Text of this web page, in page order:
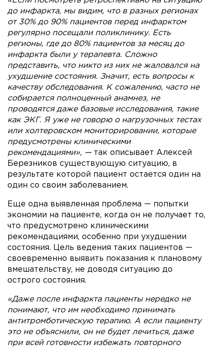
до инфаркта, мы видим, что в разных регионах
от 30% до 90% пациентов перед инфарктом
регулярно посещали поликлинику. Есть
регионы, где до 80% пациентов за месяц до
инфаркта были у терапевта. Сложно
представить, что никто из них не жаловался на
ухудшение состояния. Значит, есть вопросы к
качеству обследования. К сожалению, часто не
собирается полноценный анамнез, не
проводятся даже базовые исследования, такие
как ЭКГ. Я уже не говорю о нагрузочных тестах
или холтеровском мониторировании, которые
предусмотрены клиническими
рекомендациями», — так описывает Алексей
Березников существующую ситуацию, в
результате которой пациент остается один на
один со своим заболеванием.
Еще одна выявленная проблема — попытки
экономии на пациенте, когда он не получает то,
что предусмотрено клиническими
рекомендациями, особенно при ухудшении
состояния. Цель ведения таких пациентов —
своевременно выявить показания к плановому
вмешательству, не доводя ситуацию до
острого состояния.
«Даже после инфаркта пациенты нередко не
понимают, что им необходимо принимать
антитромботическую терапию. А если пациенту
это не объяснили, он не будет лечиться, даже
при всей готовности избежать повторного